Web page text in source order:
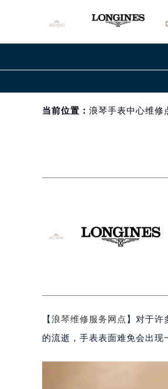
当前位置： 浪琴手表中心维修
【 浪琴维修服务网点 】对于许
的流逝，手表表面难免会出现